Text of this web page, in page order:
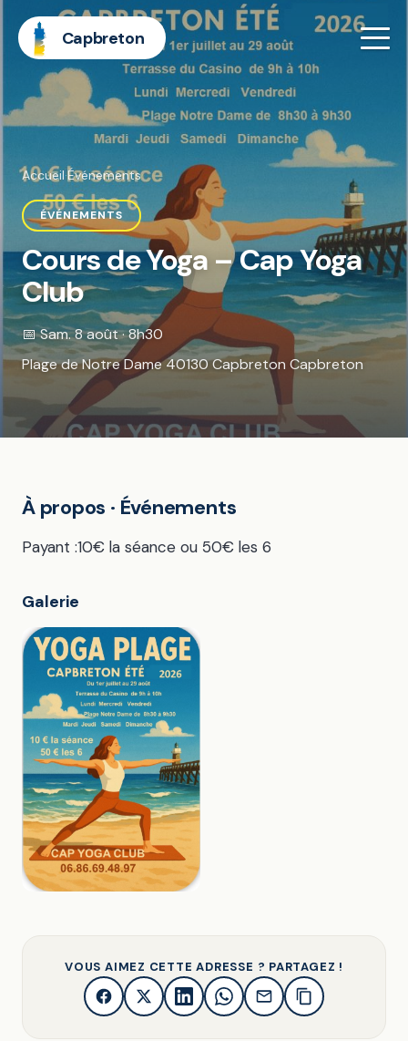
Capbreton
Accueil·Événements
ÉVÉNEMENTS
Cours de Yoga – Cap Yoga
Club
📅 Sam. 8 août · 8h30
Plage de Notre Dame 40130 Capbreton Capbreton
À propos · Événements
Payant :10€ la séance ou 50€ les 6
Galerie
VOUS AIMEZ CETTE ADRESSE ? PARTAGEZ !